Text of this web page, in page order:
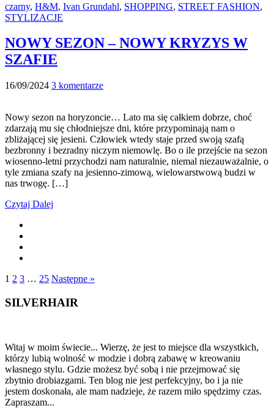
czarny, H&M, Ivan Grundahl, SHOPPING, STREET FASHION,
STYLIZACJE
NOWY SEZON – NOWY KRYZYS W
SZAFIE
16/09/2024 3 komentarze
Nowy sezon na horyzoncie… Lato ma się całkiem dobrze, choć
zdarzają mu się chłodniejsze dni, które przypominają nam o
zbliżającej się jesieni. Człowiek wtedy staje przed swoją szafą
bezbronny i bezradny niczym niemowlę. Bo o ile przejście na sezon
wiosenno-letni przychodzi nam naturalnie, niemal niezauważalnie, o
tyle zmiana szafy na jesienno-zimową, wielowarstwową budzi w
nas trwogę. […]
Czytaj Dalej
1 2 3 … 25 Następne »
SILVERHAIR
Witaj w moim świecie... Wierzę, że jest to miejsce dla wszystkich,
którzy lubią wolność w modzie i dobrą zabawę w kreowaniu
własnego stylu. Gdzie możesz być sobą i nie przejmować się
zbytnio drobiazgami. Ten blog nie jest perfekcyjny, bo i ja nie
jestem doskonała, ale mam nadzieje, że razem miło spędzimy czas.
Zapraszam...